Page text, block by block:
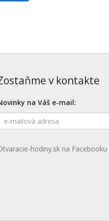
v kontakte
na Váš e-mail:
hodiny.sk na Facebooku